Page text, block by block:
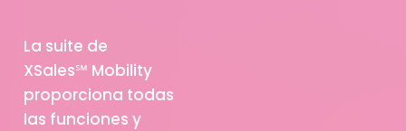
La suite de
XSales℠ Mobility
proporciona todas
las funciones y